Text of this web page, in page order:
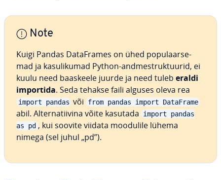
Note
Kuigi Pandas Da­taF­ra­mes on ühed po­pu­laar­se­
mad ja ka­su­li­ku­mad Python-and­me­st­ruk­tuu­rid, ei
kuulu need baaskeele juurde ja need tuleb eraldi
importida. Seda tehakse faili alguses oleva rea
import pandas või from pandas import DataFrame
abil. Al­ter­na­tiivina võite kasutada
import pandas
as pd , kui soovite viidata moodulile lühema
nimega (sel juhul „pd”).